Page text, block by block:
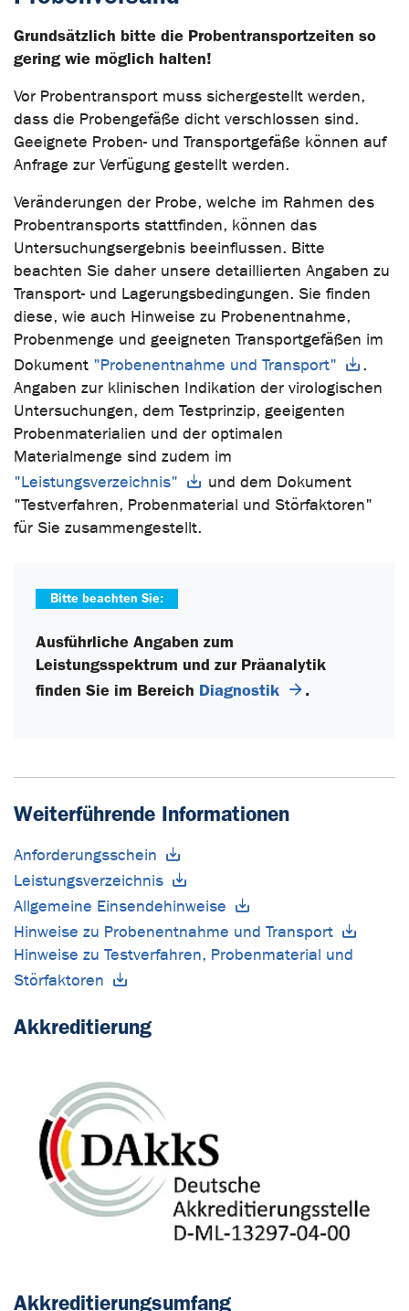
Grundsätzlich bitte die Probentransportzeiten so
gering wie möglich halten!
Vor Probentransport muss sichergestellt werden,
dass die Probengefäße dicht verschlossen sind.
Geeignete Proben- und Transportgefäße können auf
Anfrage zur Verfügung gestellt werden.
Veränderungen der Probe, welche im Rahmen des
Probentransports stattfinden, können das
Untersuchungsergebnis beeinflussen. Bitte
beachten Sie daher unsere detaillierten Angaben zu
Transport- und Lagerungsbedingungen. Sie finden
diese, wie auch Hinweise zu Probenentnahme,
Probenmenge und geeigneten Transportgefäßen im
Dokument "Probenentnahme und Transport"
.
Angaben zur klinischen Indikation der virologischen
Untersuchungen, dem Testprinzip, geeigenten
Probenmaterialien und der optimalen
Materialmenge sind zudem im
"Leistungsverzeichnis"
und dem Dokument
"Testverfahren, Probenmaterial und Störfaktoren"
für Sie zusammengestellt.
Bitte beachten Sie:
Ausführliche Angaben zum
Leistungsspektrum und zur Präanalytik
finden Sie im Bereich Diagnostik .
Weiterführende Informationen
Anforderungsschein
Leistungsverzeichnis
Allgemeine Einsendehinweise
Hinweise zu Probenentnahme und Transport
Hinweise zu Testverfahren, Probenmaterial und
Störfaktoren
Akkreditierung
Akkreditierungsumfang